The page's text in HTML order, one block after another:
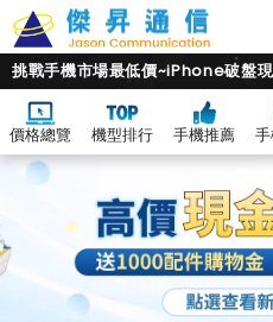
挑戰手機市場最低價~iPhone破盤
價格總覽 機型排行 手機推薦